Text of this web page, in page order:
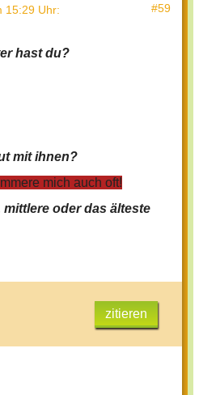
15:29 Uhr: #59
hast du?
mit ihnen?
mich auch oft!
oder das älteste
zitieren